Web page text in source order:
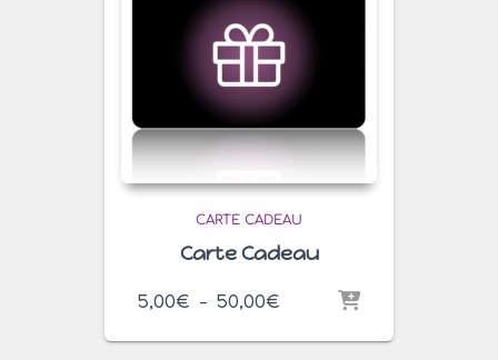
CARTE CADEAU
Carte Cadeau
5,00€ – 50,00€
prix :